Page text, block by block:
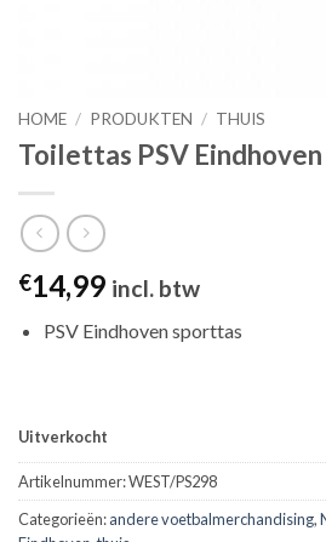
HOME / PRODUKTEN / THUIS
Toilettas PSV Eindhoven
€14,99 incl. btw
PSV Eindhoven sporttas
Uitverkocht
Artikelnummer:WEST/PS298
Categorieën:andere voetbalmerchandising,